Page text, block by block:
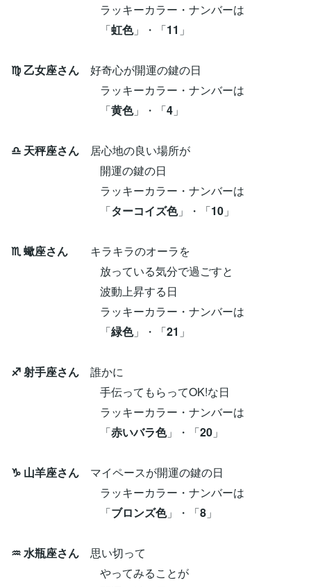
ラッキーカラー・ナンバーは
「虹色」・「11 」
♍ 乙女座さん 好奇心が開運の鍵の日
ラッキーカラー・ナンバーは
「黄色」・「4 」
♎ 天秤座さん 居心地の良い場所が
開運の鍵の日
ラッキーカラー・ナンバーは
「ターコイズ色」・「10 」
♏ 蠍座さん キラキラのオーラを
放っている気分で過ごすと
波動上昇する日
ラッキーカラー・ナンバーは
「緑色」・「21 」
♐ 射手座さん 誰かに
手伝ってもらってOK!な日
ラッキーカラー・ナンバーは
「赤いバラ色」・「20 」
♑ 山羊座さん マイペースが開運の鍵の日
ラッキーカラー・ナンバーは
「ブロンズ色」・「8 」
♒ 水瓶座さん 思い切って
やってみることが